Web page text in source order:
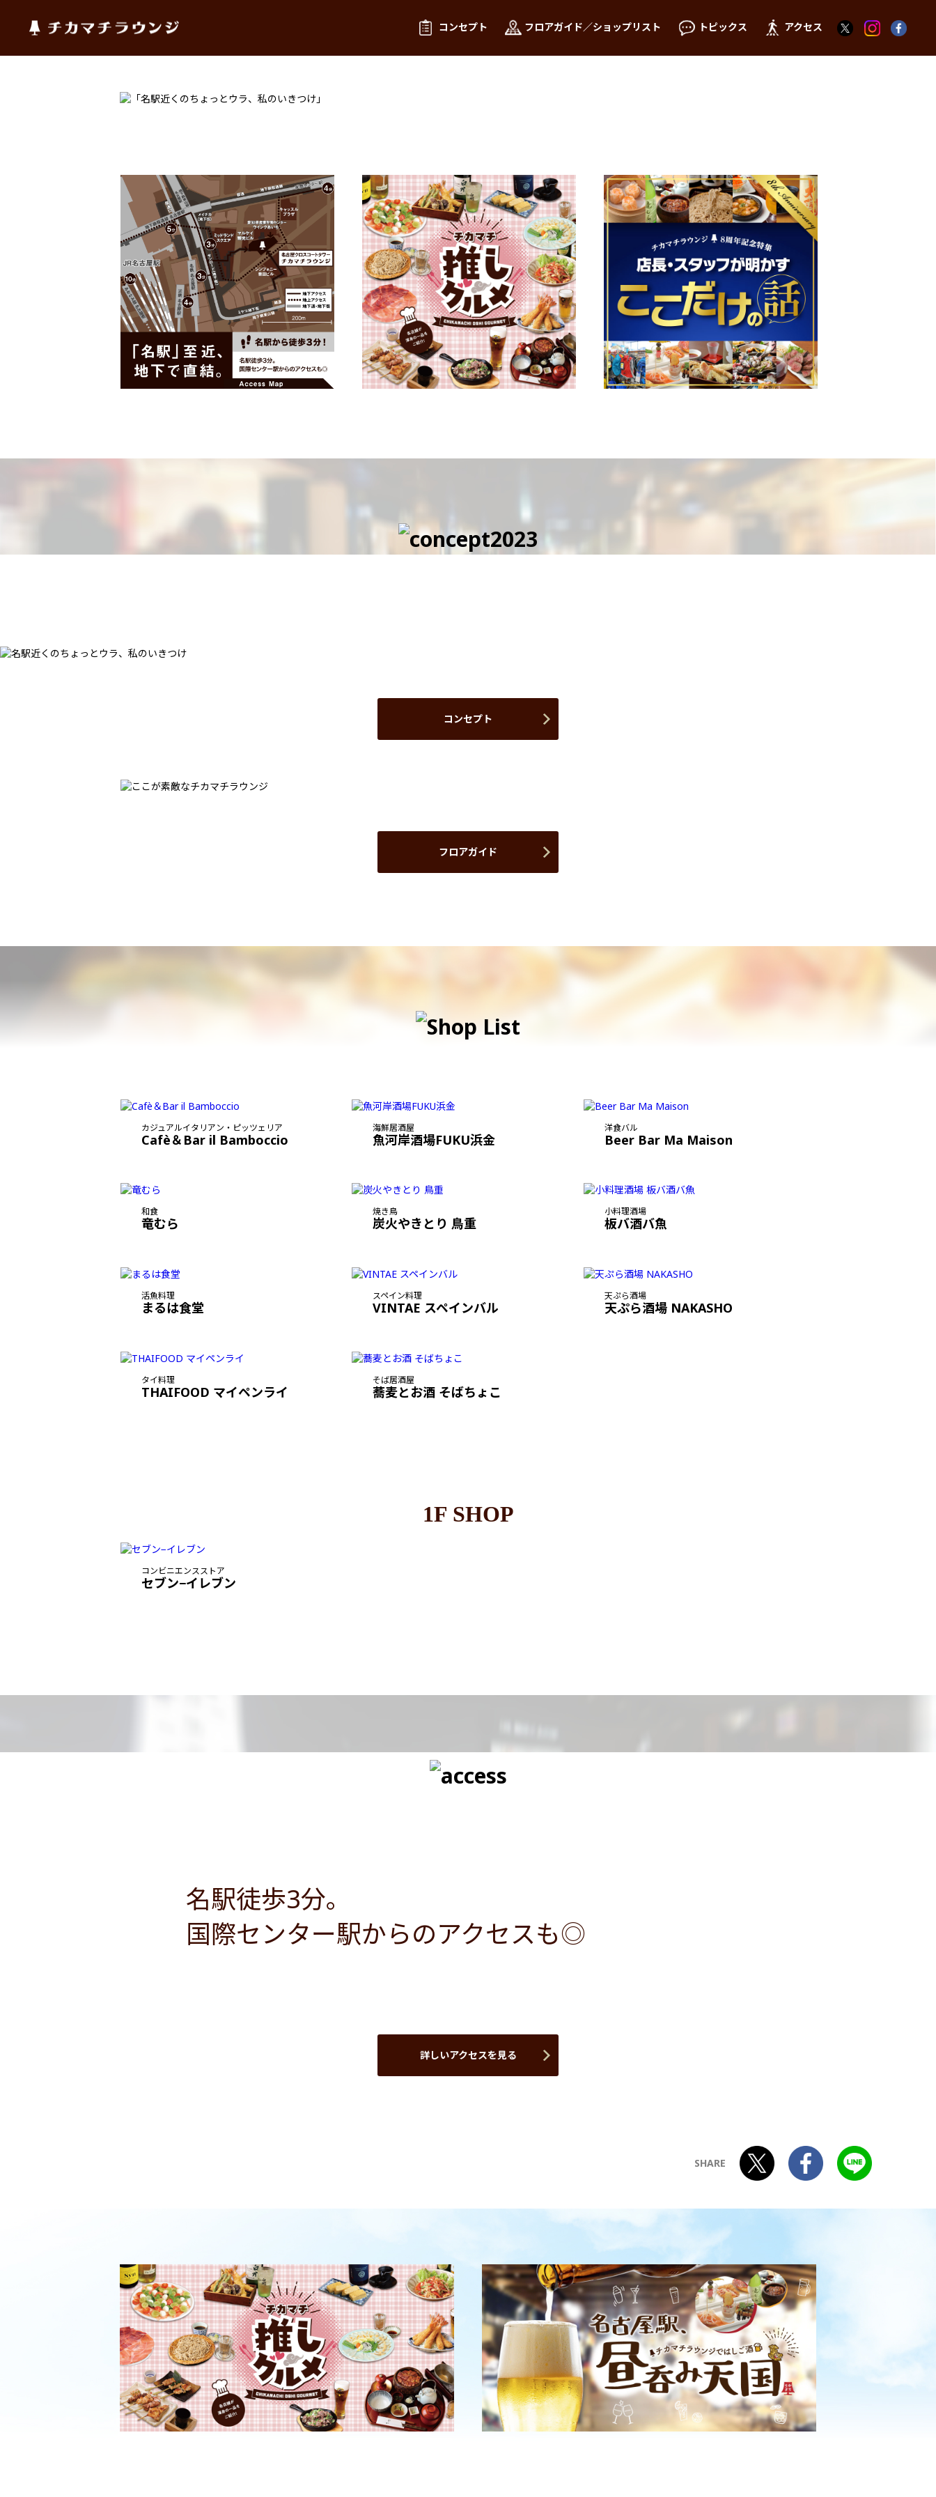
コンセプト フロアガイド／ショップリスト トピックス アクセス
コンセプト
フロアガイド
カジュアルイタリアン・ピッツェリア
Cafè＆Bar il Bamboccio
海鮮居酒屋
魚河岸酒場FUKU浜金
洋食バル
Beer Bar Ma Maison
和食
竜むら
焼き鳥
炭火やきとり 鳥重
小料理酒場
板バ酒バ魚
活魚料理
まるは食堂
スペイン料理
VINTAE スペインバル
天ぷら酒場
天ぷら酒場 NAKASHO
タイ料理
THAIFOOD マイペンライ
そば居酒屋
蕎麦とお酒 そばちょこ
1F SHOP
コンビニエンスストア
セブン−イレブン
名駅徒歩3分。
国際センター駅からのアクセスも◎
詳しいアクセスを見る
SHARE